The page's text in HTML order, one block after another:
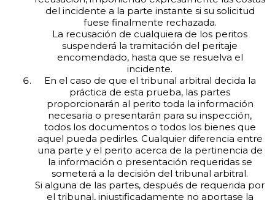
del incidente a la parte instante si su solicitud
fuese finalmente rechazada.
La recusación de cualquiera de los peritos
suspenderá la tramitación del peritaje
encomendado, hasta que se resuelva el
incidente.
En el caso de que el tribunal arbitral decida la
práctica de esta prueba, las partes
proporcionarán al perito toda la información
necesaria o presentarán para su inspección,
todos los documentos o todos los bienes que
aquel pueda pedirles. Cualquier diferencia entre
una parte y el perito acerca de la pertinencia de
la información o presentación requeridas se
someterá a la decisión del tribunal arbitral.
Si alguna de las partes, después de requerida por
el tribunal, injustificadamente no aportase la